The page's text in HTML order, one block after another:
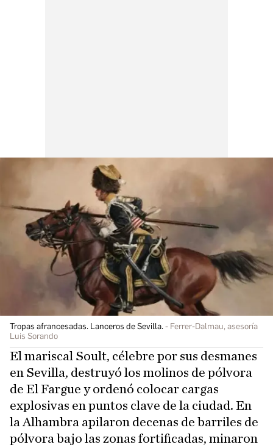
Tropas afrancesadas. Lanceros de Sevilla.
Ferrer-Dalmau, asesoría
Luis Sorando
El mariscal Soult, célebre por sus desmanes
en Sevilla, destruyó los molinos de pólvora
de El Fargue y ordenó colocar cargas
explosivas en puntos clave de la ciudad. En
la Alhambra apilaron decenas de barriles de
pólvora bajo las zonas fortificadas, minaron